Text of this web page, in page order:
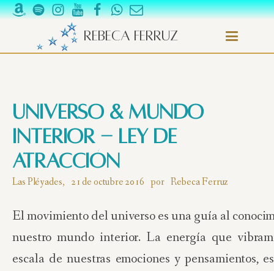
Rebeca Ferruz
Universo & Mundo
interior - Ley de
atracción
Las Pléyades, 21 de octubre 2016 por Rebeca Ferruz
El movimiento del universo es una guía al
nuestro mundo interior. La energía que
escala de nuestras emociones y pensamientos,